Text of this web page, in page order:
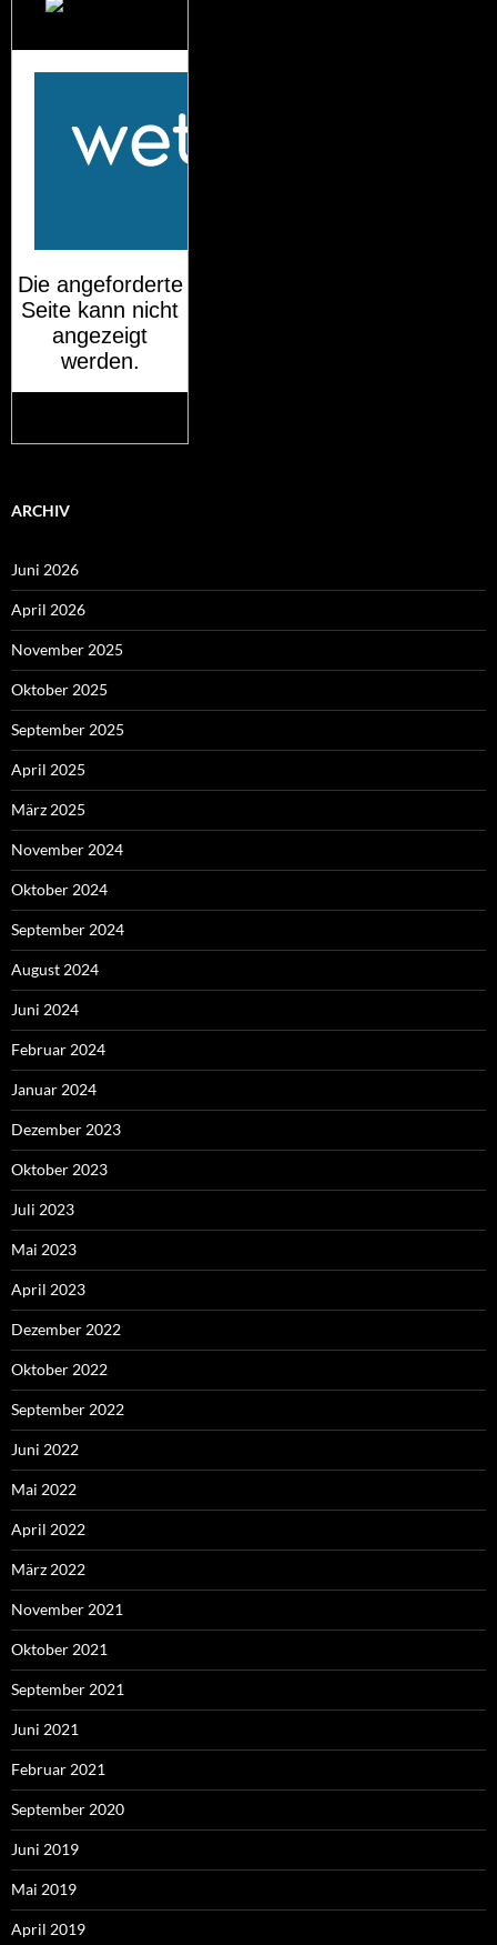
ARCHIV
Juni 2026
April 2026
November 2025
Oktober 2025
September 2025
April 2025
März 2025
November 2024
Oktober 2024
September 2024
August 2024
Juni 2024
Februar 2024
Januar 2024
Dezember 2023
Oktober 2023
Juli 2023
Mai 2023
April 2023
Dezember 2022
Oktober 2022
September 2022
Juni 2022
Mai 2022
April 2022
März 2022
November 2021
Oktober 2021
September 2021
Juni 2021
Februar 2021
September 2020
Juni 2019
Mai 2019
April 2019